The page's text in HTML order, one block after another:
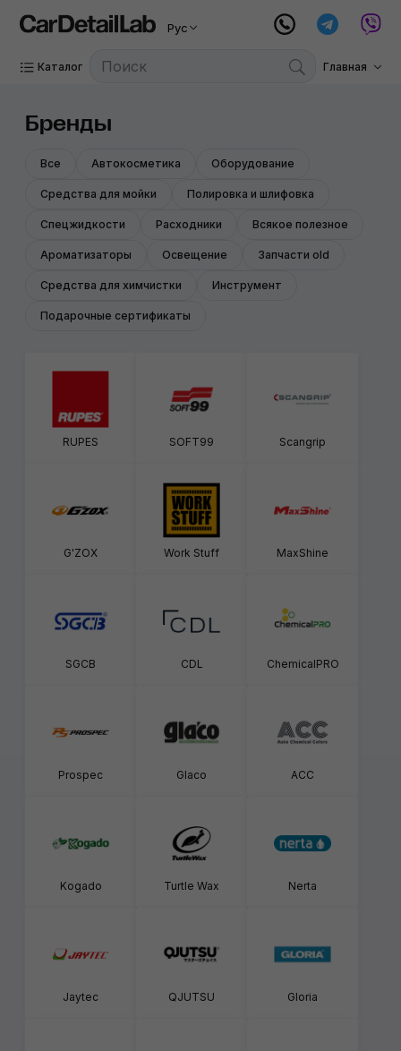
Рус
Каталог Главная
Бренды
Все Автокосметика Оборудование
Средства для мойки Полировка и шлифовка
Спецжидкости Расходники Всякое полезное
Ароматизаторы Освещение Запчасти old
Средства для химчистки Инструмент
Подарочные сертификаты
RUPES SOFT99 Scangrip
G'ZOX Work Stuff MaxShine
SGCB CDL ChemicalPRO
Prospec Glaco ACC
Kogado Turtle Wax Nerta
Jaytec QJUTSU Gloria